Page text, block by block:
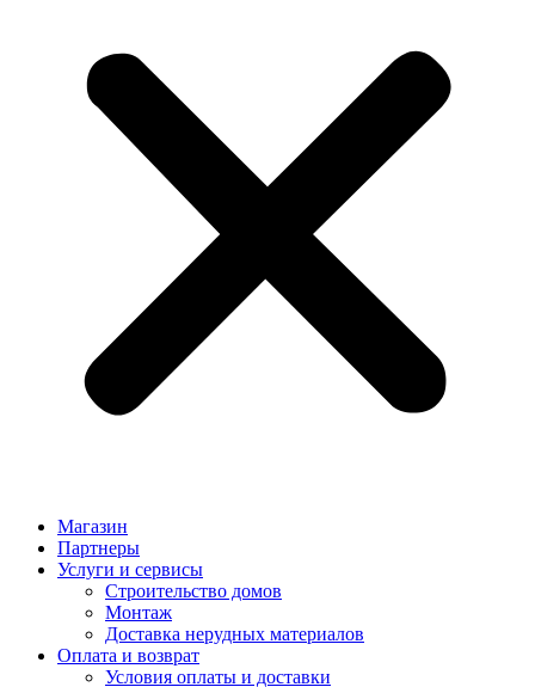
Магазин
Партнеры
Услуги и сервисы
Строительство домов
Монтаж
Доставка нерудных материалов
Оплата и возврат
Условия оплаты и доставки